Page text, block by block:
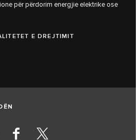
për përdorim energjie elektrike ose
E DREJTIMIT